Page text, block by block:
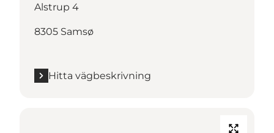
Alstrup 4
8305 Samsø
Hitta vägbeskrivning